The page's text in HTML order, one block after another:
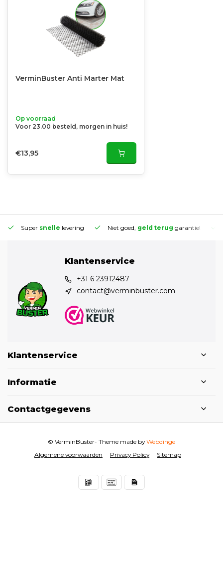
VerminBuster Anti Marter Mat
Op voorraad
Voor 23.00 besteld, morgen in huis!
€13,95
Super snelle levering Niet goed, geld terug garantie!
Klantenservice
+31 6 23912487
contact@verminbuster.com
Klantenservice
Informatie
Contactgegevens
Algemene voorwaarden Privacy Policy Sitemap
© VerminBuster- Theme made byWebdinge